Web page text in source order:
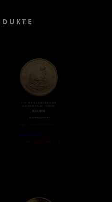
1/2 OZ KRÜGERRAND
GOLDMÜNZE (2020)
822,30€
Goldmünzen
Weiterlesen
Nicht auf Lager